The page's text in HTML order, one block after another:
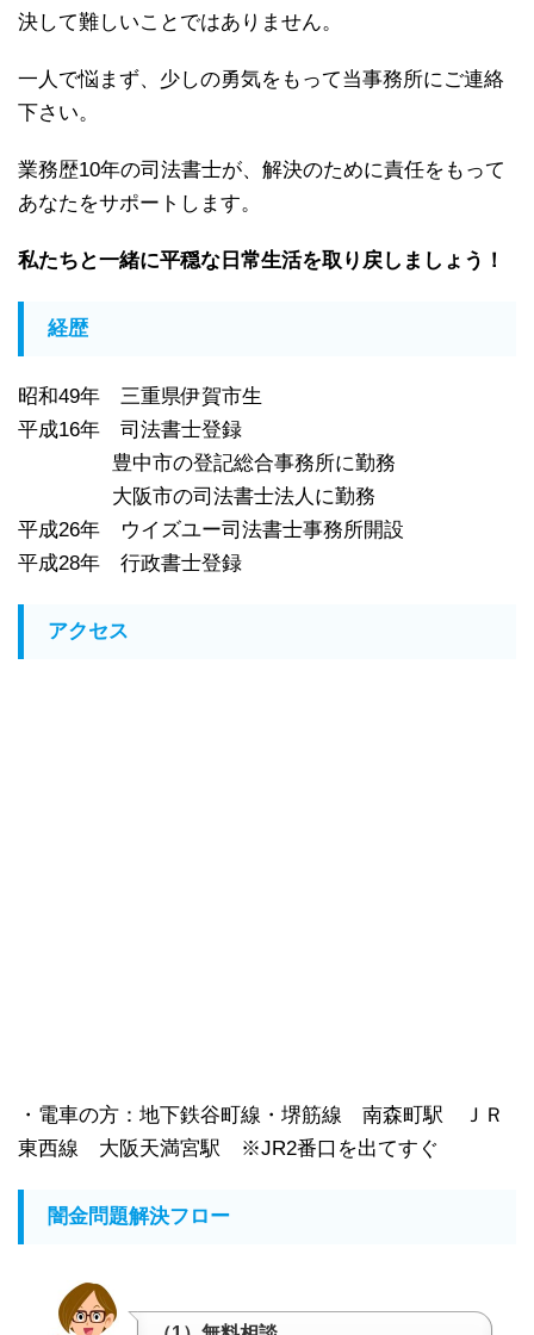
決して難しいことではありません。
一人で悩まず、少しの勇気をもって当事務所にご連絡
下さい。
業務歴10年の司法書士が、解決のために責任をもって
あなたをサポートします。
私たちと一緒に平穏な日常生活を取り戻しましょう！
経歴
昭和49年 三重県伊賀市生
平成16年 司法書士登録
豊中市の登記総合事務所に勤務
大阪市の司法書士法人に勤務
平成26年 ウイズユー司法書士事務所開設
平成28年 行政書士登録
アクセス
・電車の方：地下鉄谷町線・堺筋線 南森町駅 ＪＲ
東西線 大阪天満宮駅 ※JR2番口を出てすぐ
闇金問題解決フロー